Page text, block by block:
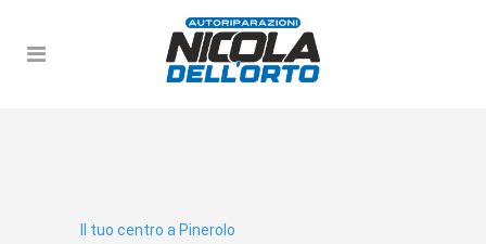
Il tuo centro a Pinerolo